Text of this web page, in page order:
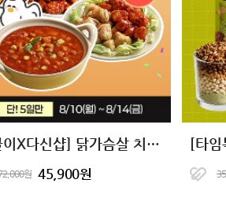
[바글이X다신샵] 닭가슴살 치킨&마녀스프 10종 단독핫딜
원 45,900원